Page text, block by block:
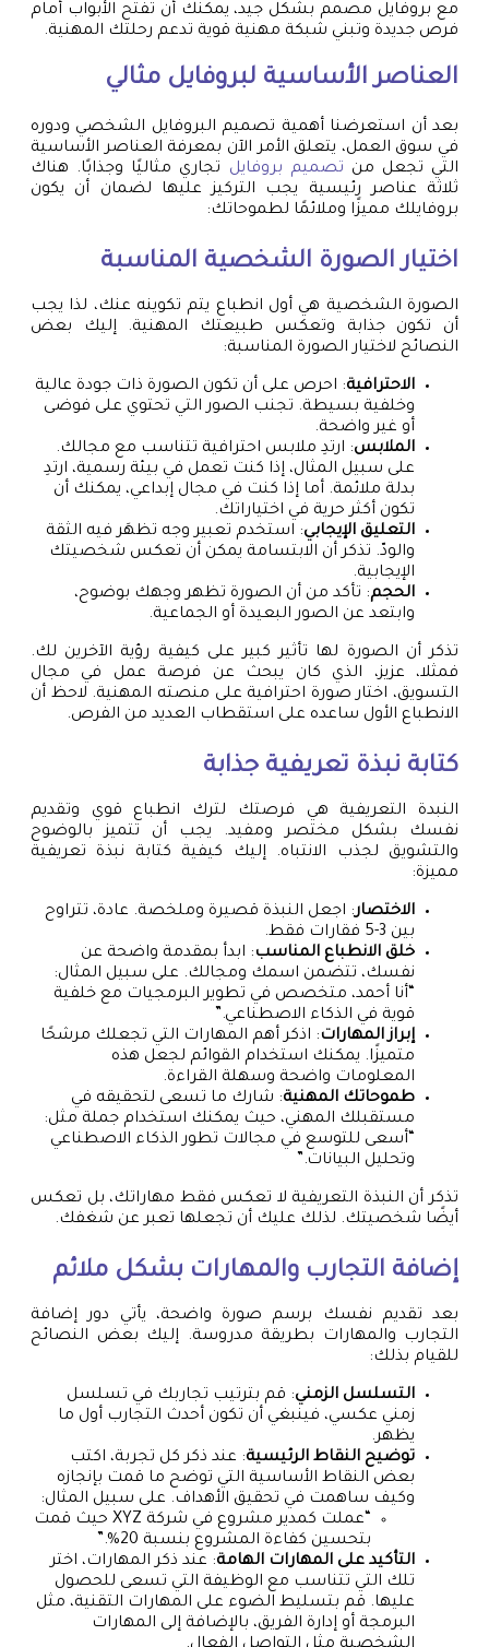
مع بروفايل مصمم بشكل جيد، يمكنك أن تفتح الأبواب أمام
فرص جديدة وتبني شبكة مهنية قوية تدعم رحلتك المهنية.
العناصر الأساسية لبروفايل مثالي
بعد أن استعرضنا أهمية تصميم البروفايل الشخصي ودوره
في سوق العمل، يتعلق الأمر الآن بمعرفة العناصر الأساسية
التي تجعل من تصميم بروفايل تجاري مثاليًا وجذابًا. هناك
ثلاثة عناصر رئيسية يجب التركيز عليها لضمان أن يكون
بروفايلك مميزًا وملائمًا لطموحاتك:
اختيار الصورة الشخصية المناسبة
الصورة الشخصية هي أول انطباع يتم تكوينه عنك، لذا يجب
أن تكون جذابة وتعكس طبيعتك المهنية. إليك بعض
النصائح لاختيار الصورة المناسبة:
الاحترافية: احرص على أن تكون الصورة ذات جودة عالية
وخلفية بسيطة. تجنب الصور التي تحتوي على فوضى
أو غير واضحة.
الملابس: ارتدِ ملابس احترافية تتناسب مع مجالك.
على سبيل المثال، إذا كنت تعمل في بيئة رسمية، ارتدِ
بدلة ملائمة. أما إذا كنت في مجال إبداعي، يمكنك أن
تكون أكثر حرية في اختياراتك.
التعليق الإيجابي: استخدم تعبير وجه تظهَر فيه الثقة
والودّ. تذكر أن الابتسامة يمكن أن تعكس شخصيتك
الإيجابية.
الحجم: تأكد من أن الصورة تظهر وجهك بوضوح،
وابتعد عن الصور البعيدة أو الجماعية.
تذكر أن الصورة لها تأثير كبير على كيفية رؤية الآخرين لك.
فمثلا، عزيز، الذي كان يبحث عن فرصة عمل في مجال
التسويق، اختار صورة احترافية على منصته المهنية. لاحظ أن
الانطباع الأول ساعده على استقطاب العديد من الفرص.
كتابة نبذة تعريفية جذابة
النبدة التعريفية هي فرصتك لترك انطباع قوي وتقديم
نفسك بشكل مختصر ومفيد. يجب أن تتميز بالوضوح
والتشويق لجذب الانتباه. إليك كيفية كتابة نبذة تعريفية
مميزة:
الاختصار: اجعل النبذة قصيرة وملخصة. عادة، تتراوح
بين 3-5 فقارات فقط.
خلق الانطباع المناسب: ابدأ بمقدمة واضحة عن
نفسك، تتضمن اسمك ومجالك. على سبيل المثال:
“أنا أحمد، متخصص في تطوير البرمجيات مع خلفية
قوية في الذكاء الاصطناعي.”
إبراز المهارات: اذكر أهم المهارات التي تجعلك مرشحًا
متميزًا. يمكنك استخدام القوائم لجعل هذه
المعلومات واضحة وسهلة القراءة.
طموحاتك المهنية: شارك ما تسعى لتحقيقه في
مستقبلك المهني، حيث يمكنك استخدام جملة مثل:
“أسعى للتوسع في مجالات تطور الذكاء الاصطناعي
وتحليل البيانات.”
تذكر أن النبذة التعريفية لا تعكس فقط مهاراتك، بل تعكس
أيضًا شخصيتك. لذلك عليك أن تجعلها تعبر عن شغفك.
إضافة التجارب والمهارات بشكل ملائم
بعد تقديم نفسك برسم صورة واضحة، يأتي دور إضافة
التجارب والمهارات بطريقة مدروسة. إليك بعض النصائح
للقيام بذلك:
التسلسل الزمني: قم بترتيب تجاربك في تسلسل
زمني عكسي، فينبغي أن تكون أحدث التجارب أول ما
يظهر.
توضيح النقاط الرئيسية: عند ذكر كل تجربة، اكتب
بعض النقاط الأساسية التي توضح ما قمت بإنجازه
وكيف ساهمت في تحقيق الأهداف. على سبيل المثال:
“عملت كمدير مشروع في شركة XYZ حيث قمت
بتحسين كفاءة المشروع بنسبة 20%.”
التأكيد على المهارات الهامة: عند ذكر المهارات، اختر
تلك التي تتناسب مع الوظيفة التي تسعى للحصول
عليها. قم بتسليط الضوء على المهارات التقنية، مثل
البرمجة أو إدارة الفريق، بالإضافة إلى المهارات